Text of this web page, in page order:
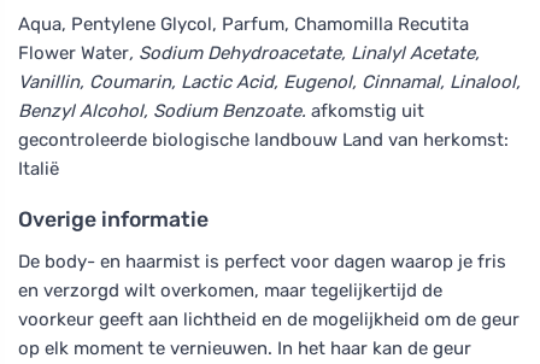
Aqua, Pentylene Glycol, Parfum, Chamomilla Recutita
Flower Water, Sodium Dehydroacetate, Linalyl Acetate,
Vanillin, Coumarin, Lactic Acid, Eugenol, Cinnamal, Linalool,
Benzyl Alcohol, Sodium Benzoate. afkomstig uit
gecontroleerde biologische landbouw Land van herkomst:
Italië
Overige informatie
De body- en haarmist is perfect voor dagen waarop je fris
en verzorgd wilt overkomen, maar tegelijkertijd de
voorkeur geeft aan lichtheid en de mogelijkheid om de geur
op elk moment te vernieuwen. In het haar kan de geur